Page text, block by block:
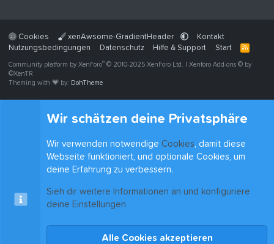
Cookies xenAwsome-GradientHeader
Kontakt
Nutzungsbedingungen
Datenschutz Hilfe & Support Start
R
S
Community platform by XenForo® © 2010-2025 XenForo Ltd. Xenforo Add-ons © by
©XenTR
Theming with
by: DohTheme
Wir schätzen deine Privatsphäre
Wir verwenden notwendige Cookies, damit diese
Webseite funktioniert, und optionale Cookies, um
deine Erfahrung zu verbessern.
Sieh dir weitere Informationen an und konfiguriere
deine Einstellungen
Alle Cookies akzeptieren